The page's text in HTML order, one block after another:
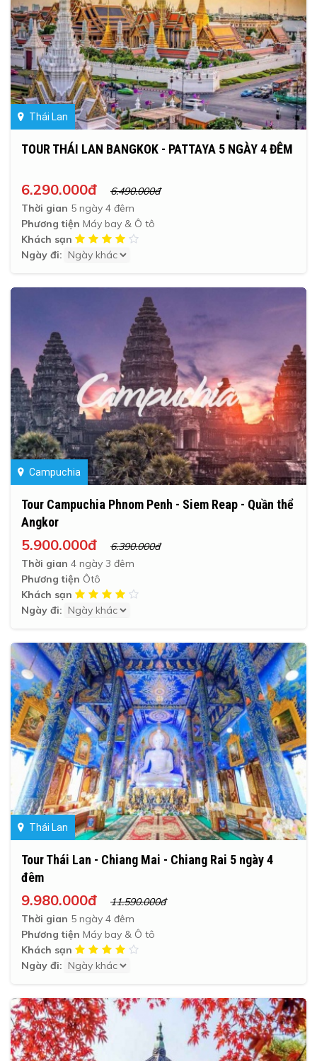
Thái Lan
TOUR THÁI LAN BANGKOK - PATTAYA 5 NGÀY 4 ĐÊM
6.290.000đ
6.490.000đ
Thời gian 5 ngày 4 đêm
Phương tiện Máy bay & Ô tô
Khách sạn
Ngày đi:
Campuchia
Tour Campuchia Phnom Penh - Siem Reap - Quần thể
Angkor
5.900.000đ
6.390.000đ
Thời gian 4 ngày 3 đêm
Phương tiện Ôtô
Khách sạn
Ngày đi:
Thái Lan
Tour Thái Lan - Chiang Mai - Chiang Rai 5 ngày 4
đêm
9.980.000đ
11.590.000đ
Thời gian 5 ngày 4 đêm
Phương tiện Máy bay & Ô tô
Khách sạn
Ngày đi: